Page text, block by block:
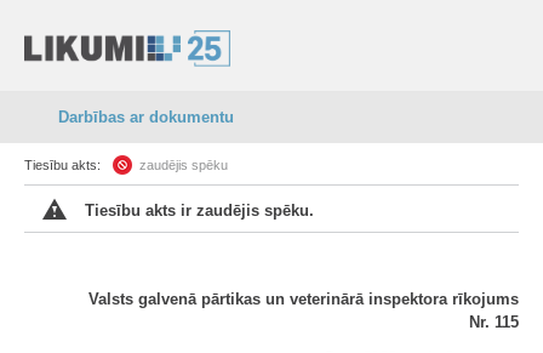
Darbības ar dokumentu
Tiesību akts: zaudējis spēku
Tiesību akts ir zaudējis spēku.
Valsts galvenā pārtikas un veterinārā inspektora rīkojums
Nr. 115